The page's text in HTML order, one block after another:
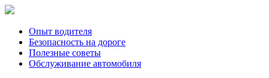
Опыт водителя
Безопасность на дороге
Полезные советы
Обслуживание автомобиля